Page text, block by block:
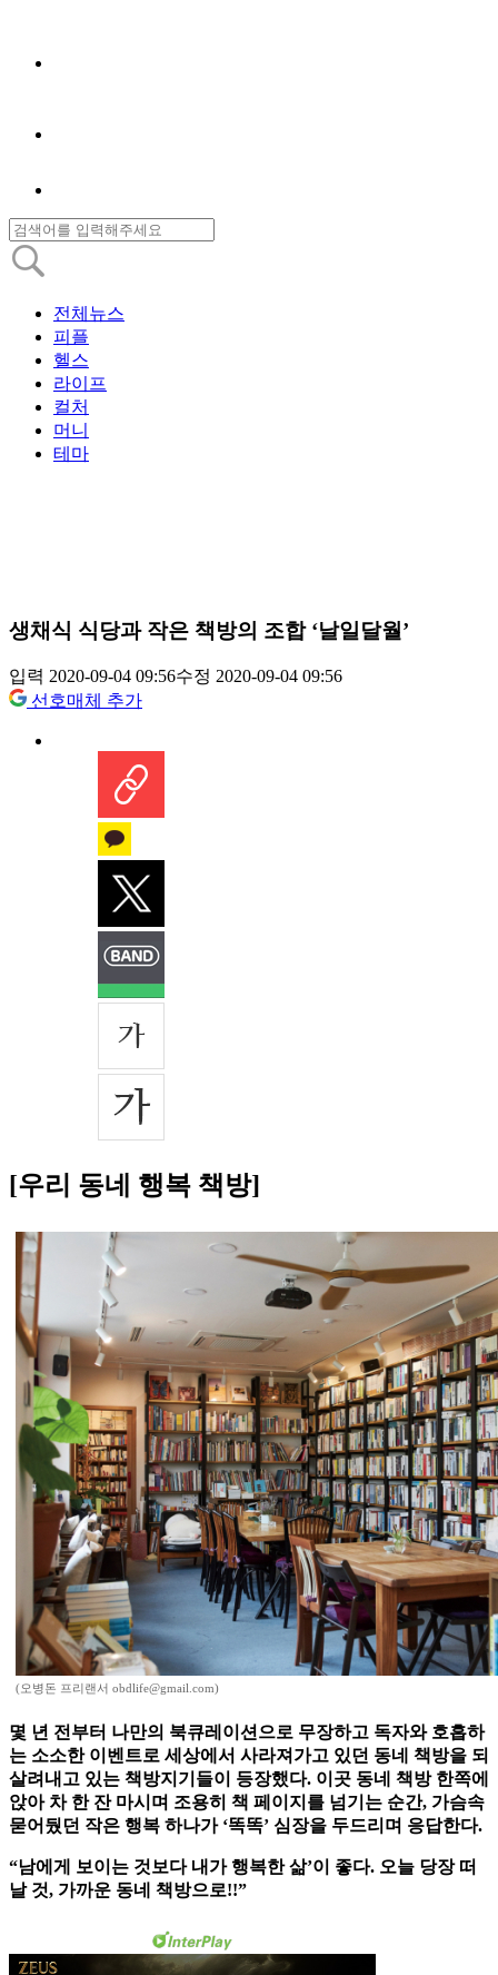
전체뉴스
피플
헬스
라이프
컬처
머니
테마
생채식 식당과 작은 책방의 조합 ‘날일달월’
입력 2020-09-04 09:56수정 2020-09-04 09:56
선호매체 추가
[우리 동네 행복 책방]
(오병돈 프리랜서 obdlife@gmail.com)
몇 년 전부터 나만의 북큐레이션으로 무장하고 독자와 호흡하
는 소소한 이벤트로 세상에서 사라져가고 있던 동네 책방을 되
살려내고 있는 책방지기들이 등장했다. 이곳 동네 책방 한쪽에
앉아 차 한 잔 마시며 조용히 책 페이지를 넘기는 순간, 가슴속
묻어뒀던 작은 행복 하나가 ‘똑똑’ 심장을 두드리며 응답한다.
“남에게 보이는 것보다 내가 행복한 삶’이 좋다. 오늘 당장 떠
날 것, 가까운 동네 책방으로!!”